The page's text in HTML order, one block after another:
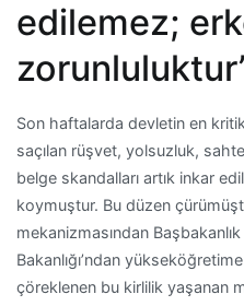
edilemez;
Son haftalarda devletin en
saçılan rüşvet, yolsuzluk,
belge skandalları artık inkar
koymuştur. Bu düzen
mekanizmasından
Bakanlığı’ndan
çöreklenen bu kirlilik yaşanan